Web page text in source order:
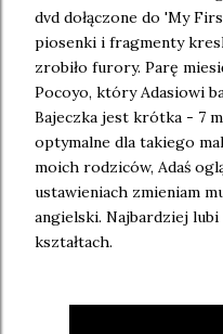
dvd dołączone do 'My
piosenki i fragmenty
zrobiło furory. Parę
Pocoyo, który Adasiowi
Bajeczka jest krótka - 7
optymalne dla takiego
moich rodziców, Adaś
ustawieniach zmieniam
angielski. Najbardziej
kształtach.